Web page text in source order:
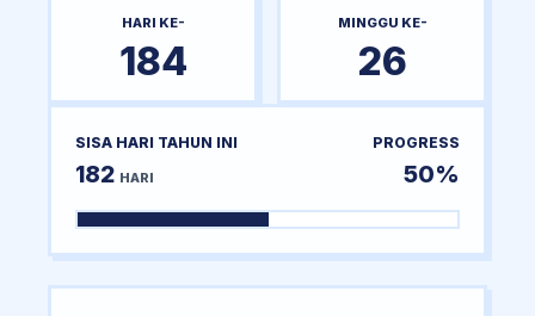
HARI KE-
184
MINGGU KE-
26
SISA HARI TAHUN INI
182 HARI
PROGRESS
50%